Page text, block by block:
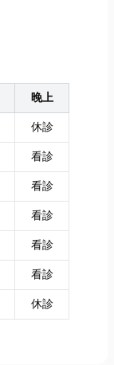
晚上
休診
看診
看診
看診
看診
看診
休診